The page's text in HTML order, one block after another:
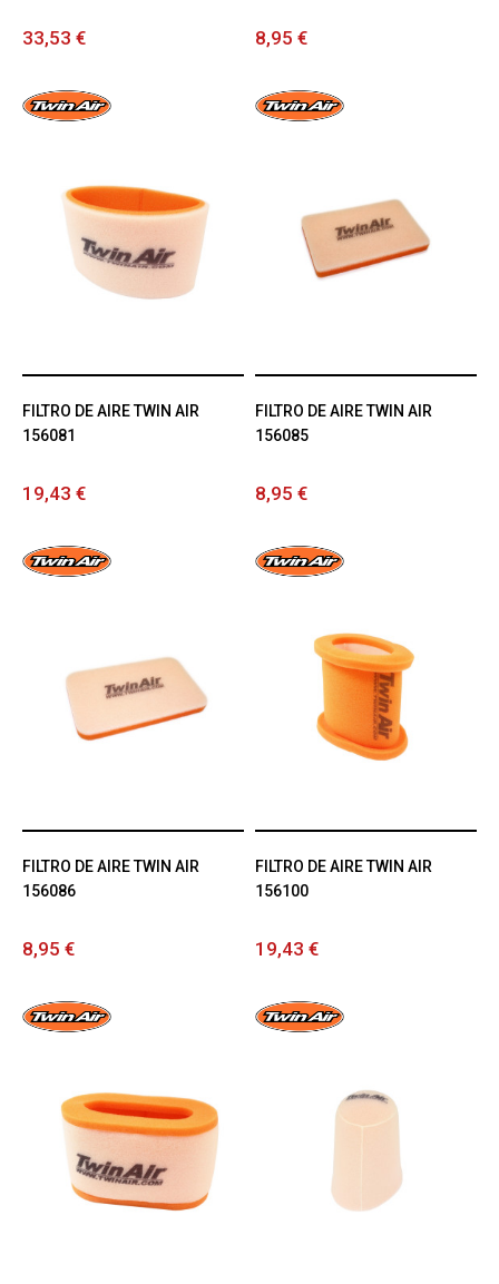
33,53 € 8,95 €
FILTRO DE AIRE TWIN AIR
156081
19,43 €
FILTRO DE AIRE TWIN AIR
156085
8,95 €
FILTRO DE AIRE TWIN AIR
156086
8,95 €
FILTRO DE AIRE TWIN AIR
156100
19,43 €